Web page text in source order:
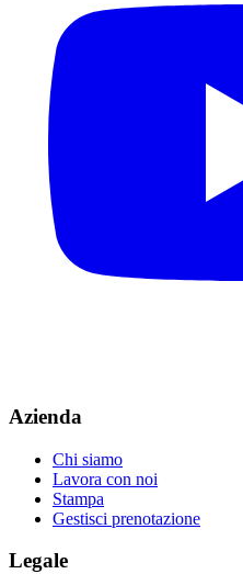
Azienda
Chi siamo
Lavora con noi
Stampa
Gestisci prenotazione
Legale